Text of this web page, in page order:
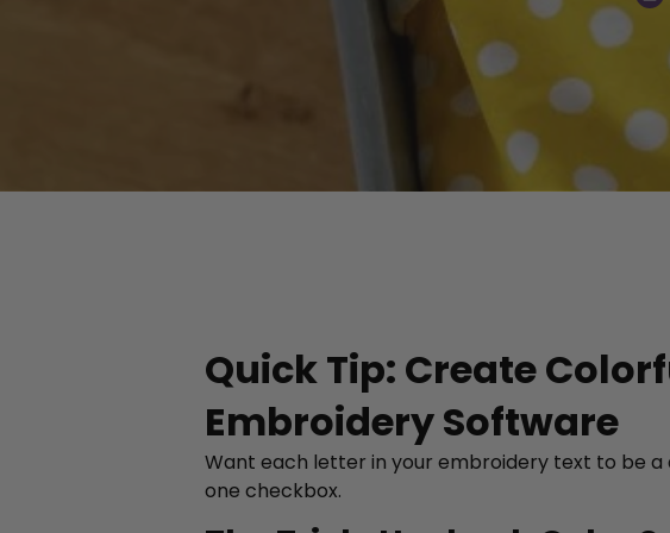
Quick Tip: Create
Embroidery Software
Want each letter in your embroidery text to be
one checkbox.